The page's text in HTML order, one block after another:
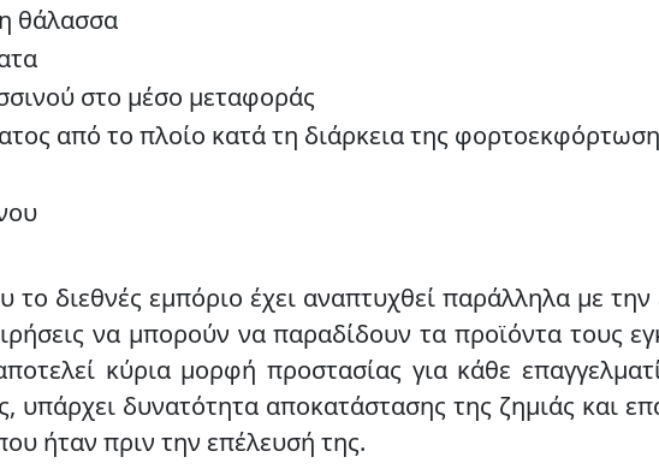
θάλασσα
στο μέσο µεταφοράς
από το πλοίο κατά τη διάρκεια της
διεθνές εμπόριο έχει αναπτυχθεί παράλληλα με την
να μπορούν να παραδίδουν τα προϊόντα τους
κύρια μορφή προστασίας για κάθε
υπάρχει δυνατότητα αποκατάστασης της ζημιάς και
ήταν πριν την επέλευσή της.